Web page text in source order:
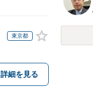
東京都
詳細を見る